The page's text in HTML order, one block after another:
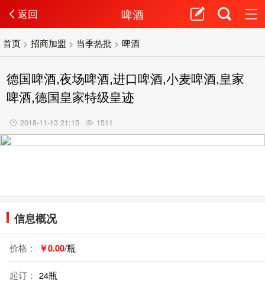
返回 啤酒
首页 >招商加盟 > 当季热批 >啤酒
德国啤酒,夜场啤酒,进口啤酒,小麦啤酒,皇家
啤酒,德国皇家特级皇迹
2018-11-13 21:15 1511
信息概况
价格： ￥0.00/瓶
起订： 24瓶